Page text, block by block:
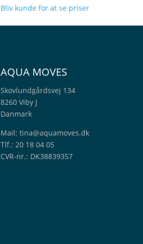
Bliv kunde for at se priser
AQUA MOVES
Skovlundgårdsvej 134
8260 Viby J
Danmark
Mail:tina@aquamoves.dk
Tlf.: 20 18 04 05
CVR-nr.: DK38839357